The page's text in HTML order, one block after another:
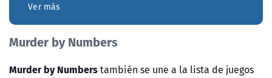
Ver más
Murder by Numbers
Murder by Numberstambién se une a la lista de juegos